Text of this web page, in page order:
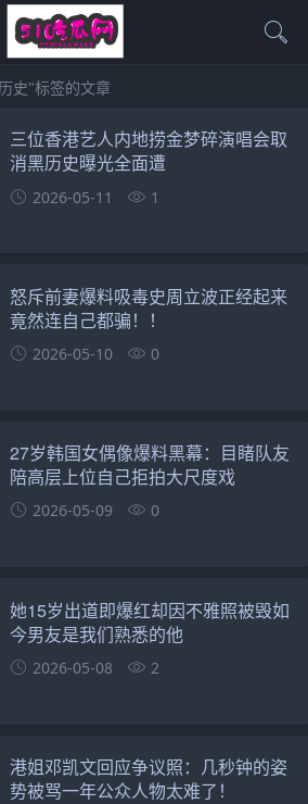
史"标签的文章
三位香港艺人内地捞金梦碎演唱会取
消黑历史曝光全面遭
2026-05-11 1
怒斥前妻爆料吸毒史周立波正经起来
竟然连自己都骗！！
2026-05-10 0
27岁韩国女偶像爆料黑幕：目睹队友
陪高层上位自己拒拍大尺度戏
2026-05-09 0
她15岁出道即爆红却因不雅照被毁如
今男友是我们熟悉的他
2026-05-08 2
港姐邓凯文回应争议照：几秒钟的姿
势被骂一年公众人物太难了！